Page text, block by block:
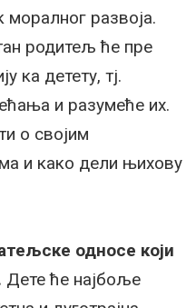
моралног развоја.
родитељ ће пре
ка детету, тј.
и разумеће их.
о својим
и како дели њихову
односе који
Дете ће најбоље